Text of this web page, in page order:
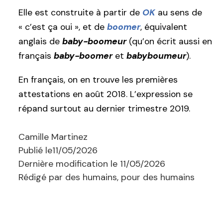
Elle est construite à partir de OK au sens de
« c’est ça oui », et de boomer, équivalent
anglais de baby-boomeur(qu’on écrit aussi en
français baby-boomeret babyboumeur).
En français, on en trouve les premières
attestations en août 2018. L’expression se
répand surtout au dernier trimestre 2019.
Camille Martinez
Publié le11/05/2026
Dernière modification le 11/05/2026
Rédigé par des humains, pour des humains